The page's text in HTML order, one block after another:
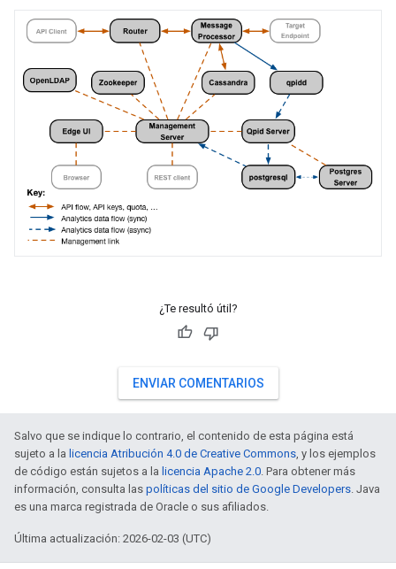
¿Te resultó útil?
ENVIAR COMENTARIOS
Salvo que se indique lo contrario, el contenido de esta página está
sujeto a la licencia Atribución 4.0 de Creative Commons , y los ejemplos
de código están sujetos a la licencia Apache 2.0 . Para obtener más
información, consulta las políticas del sitio de Google Developers . Java
es una marca registrada de Oracle o sus afiliados.
Última actualización: 2026-02-03 (UTC)